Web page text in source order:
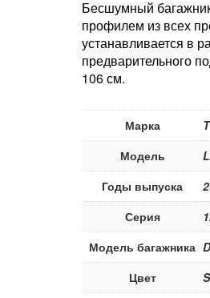
Бесшумный
профилем из всех
устанавливается в
предварительного
106 см.
Марка
Модель
Годы выпуска
Серия
Модель багажника
Цвет